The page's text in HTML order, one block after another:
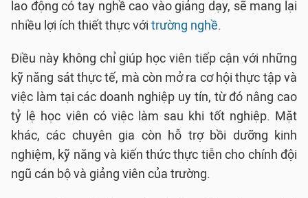
lao động có tay nghề cao vào giảng dạy, sẽ mang lại
nhiều lợi ích thiết thực với trường nghề.
Điều này không chỉ giúp học viên tiếp cận với những
kỹ năng sát thực tế, mà còn mở ra cơ hội thực tập và
việc làm tại các doanh nghiệp uy tín, từ đó nâng cao
tỷ lệ học viên có việc làm sau khi tốt nghiệp. Mặt
khác, các chuyên gia còn hỗ trợ bồi dưỡng kinh
nghiệm, kỹ năng và kiến thức thực tiễn cho chính đội
ngũ cán bộ và giảng viên của trường.